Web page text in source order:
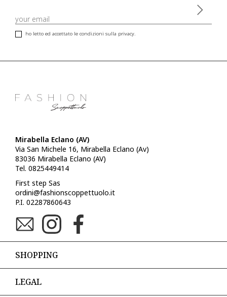
ho letto ed accettato le condizioni sulla privacy.
Mirabella Eclano (AV)
Via San Michele 16, Mirabella Eclano (Av)
83036 Mirabella Eclano (AV)
Tel. 0825449414
First step Sas
ordini@fashionscoppettuolo.it
P.I. 02287860643
SHOPPING
LEGAL